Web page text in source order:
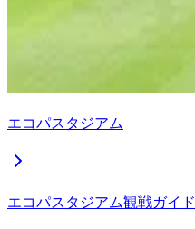
エコパスタジアム
エコパスタジアム観戦ガイド